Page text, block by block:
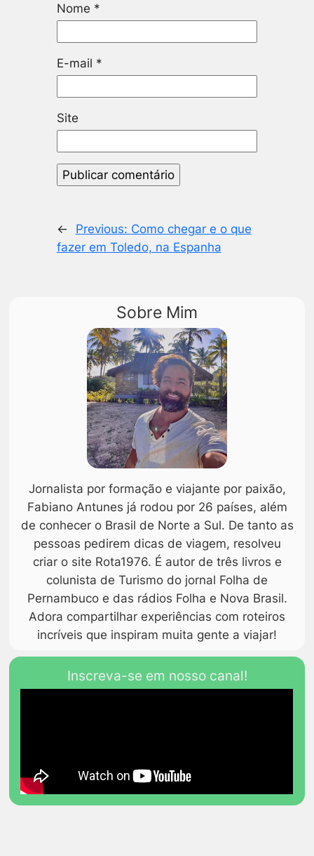
Nome *
E-mail *
Site
← Previous: Como chegar e o que
fazer em Toledo, na Espanha
Sobre Mim
Jornalista por formação e viajante por paixão,
Fabiano Antunes já rodou por 26 países, além
de conhecer o Brasil de Norte a Sul. De tanto as
pessoas pedirem dicas de viagem, resolveu
criar o site Rota1976. É autor de três livros e
colunista de Turismo do jornal Folha de
Pernambuco e das rádios Folha e Nova Brasil.
Adora compartilhar experiências com roteiros
incríveis que inspiram muita gente a viajar!
Inscreva-se em nosso canal!